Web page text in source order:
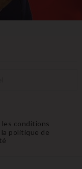
les conditions
politique de